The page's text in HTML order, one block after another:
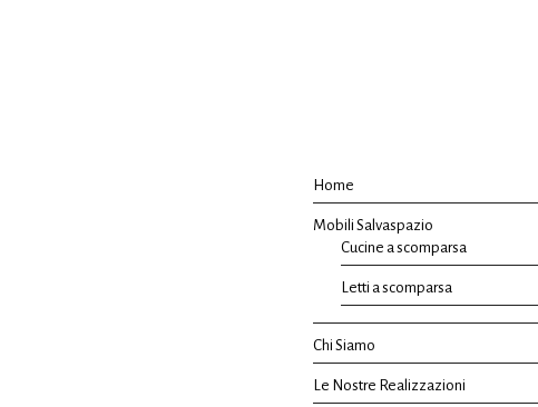
Home
Mobili Salvaspazio
Cucine a scomparsa
Letti a scomparsa
Chi Siamo
Le Nostre Realizzazioni